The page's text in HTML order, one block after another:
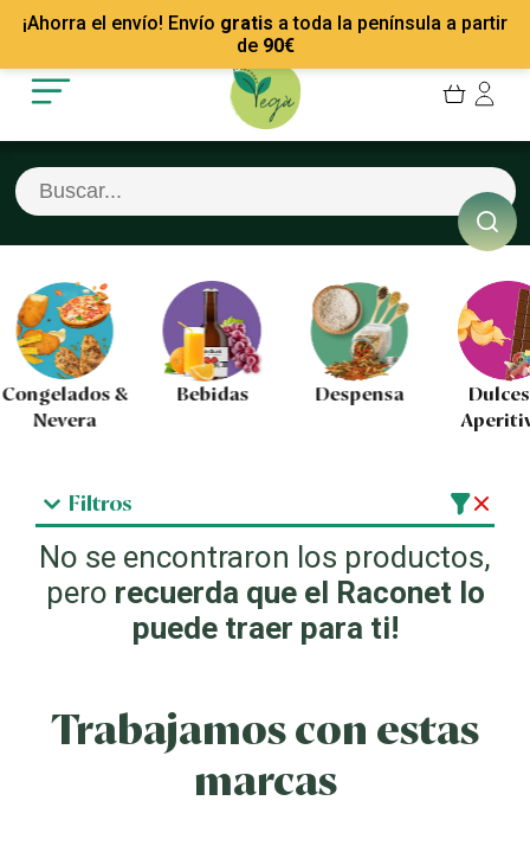
¡Ahorra el envío! Envío gratis a toda la península a partir
de 90€
Mis Pedidos
Mis favoritos
Cerrar sesión
Recetas
Empresas
Contacto
Congelados &
Nevera
Bebidas Despensa
Filtros
No se encontraron los productos,
pero recuerda que el Raconet lo
puede traer para ti!
Trabajamos con estas
marcas